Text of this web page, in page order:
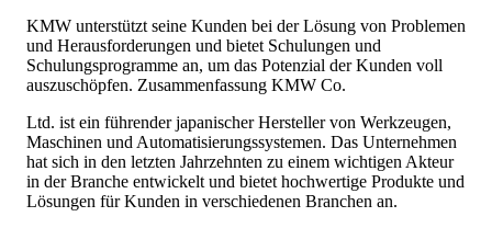
KMW unterstützt seine Kunden bei der Lösung von Problemen
und Herausforderungen und bietet Schulungen und
Schulungsprogramme an, um das Potenzial der Kunden voll
auszuschöpfen. Zusammenfassung KMW Co.
Ltd. ist ein führender japanischer Hersteller von Werkzeugen,
Maschinen und Automatisierungssystemen. Das Unternehmen
hat sich in den letzten Jahrzehnten zu einem wichtigen Akteur
in der Branche entwickelt und bietet hochwertige Produkte und
Lösungen für Kunden in verschiedenen Branchen an.